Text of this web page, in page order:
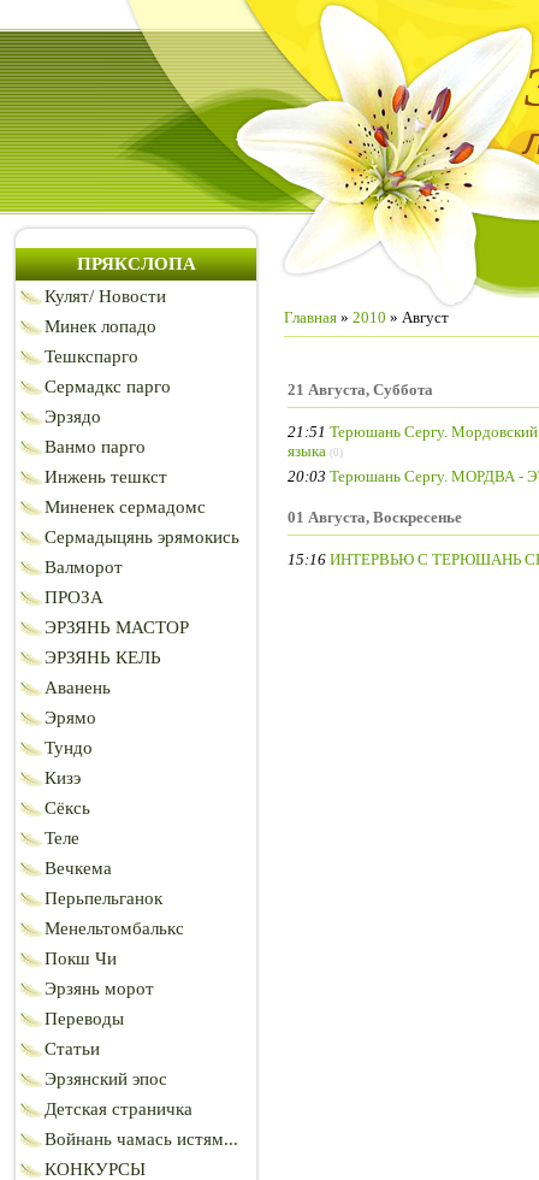
ПРЯКСЛОПА
Кулят/ Новости
Минек лопадо
Тешкспарго
Сермадкс парго
Эрзядо
Ванмо парго
Инжень тешкст
Миненек сермадомс
Сермадыцянь эрямокись
Валморот
ПРОЗА
ЭРЗЯНЬ МАСТОР
ЭРЗЯНЬ КЕЛЬ
Аванень
Эрямо
Тундо
Кизэ
Сёксь
Теле
Вечкема
Перьпельганок
Менельтомбалькс
Покш Чи
Эрзянь морот
Переводы
Статьи
Эрзянский эпос
Детская страничка
Войнань чамась истям...
КОНКУРСЫ
Главная » 2010 » Август
21 Августа, Суббота
21:51 Терюшань Сергу. Мордовский
языка (0)
20:03 Терюшань Сергу. МОРДВА
01 Августа, Воскресенье
15:16 ИНТЕРВЬЮ С ТЕРЮШАНЬ